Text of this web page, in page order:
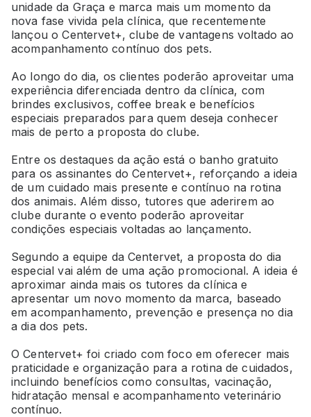
unidade da Graça e marca mais um momento da
nova fase vivida pela clínica, que recentemente
lançou o Centervet+, clube de vantagens voltado ao
acompanhamento contínuo dos pets.
Ao longo do dia, os clientes poderão aproveitar uma
experiência diferenciada dentro da clínica, com
brindes exclusivos, coffee break e benefícios
especiais preparados para quem deseja conhecer
mais de perto a proposta do clube.
Entre os destaques da ação está o banho gratuito
para os assinantes do Centervet+, reforçando a ideia
de um cuidado mais presente e contínuo na rotina
dos animais. Além disso, tutores que aderirem ao
clube durante o evento poderão aproveitar
condições especiais voltadas ao lançamento.
Segundo a equipe da Centervet, a proposta do dia
especial vai além de uma ação promocional. A ideia é
aproximar ainda mais os tutores da clínica e
apresentar um novo momento da marca, baseado
em acompanhamento, prevenção e presença no dia
a dia dos pets.
O Centervet+ foi criado com foco em oferecer mais
praticidade e organização para a rotina de cuidados,
incluindo benefícios como consultas, vacinação,
hidratação mensal e acompanhamento veterinário
contínuo.